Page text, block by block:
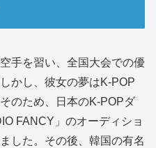
手を習い、全国大会での優
かし、彼女の夢はK-POP
のため、日本のK-POPダ
FANCY」のオーディショ
した。その後、韓国の有名